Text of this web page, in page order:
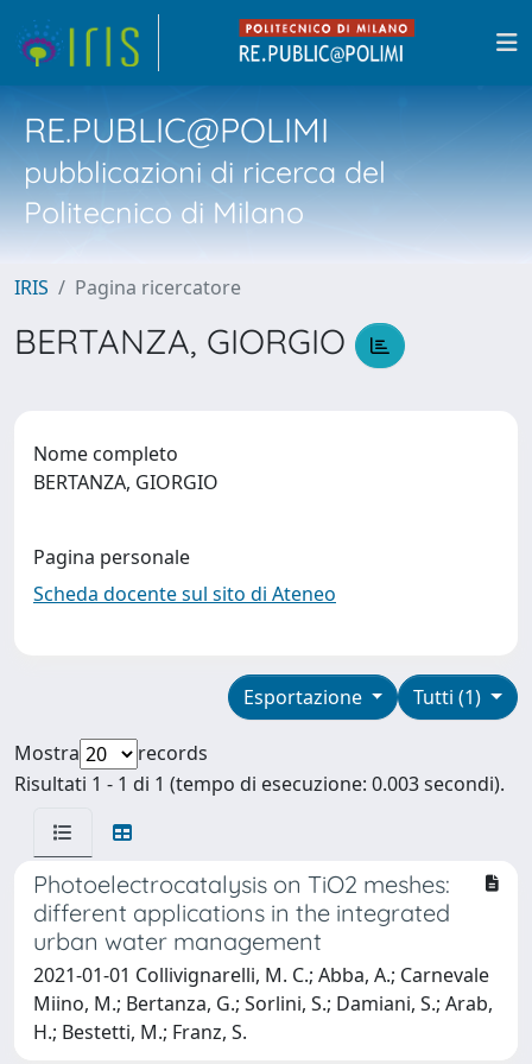
RE.PUBLIC@POLIMI
pubblicazioni di ricerca del
Politecnico di Milano
IRIS Pagina ricercatore
BERTANZA, GIORGIO
Nome completo
BERTANZA, GIORGIO
Pagina personale
Scheda docente sul sito di Ateneo
Tutti (1)
Esportazione
Mostra
records
Risultati 1 - 1 di 1 (tempo di esecuzione: 0.003 secondi).
Photoelectrocatalysis on TiO2 meshes:
different applications in the integrated
urban water management
2021-01-01 Collivignarelli, M. C.; Abba, A.; Carnevale
Miino, M.; Bertanza, G.; Sorlini, S.; Damiani, S.; Arab,
H.; Bestetti, M.; Franz, S.